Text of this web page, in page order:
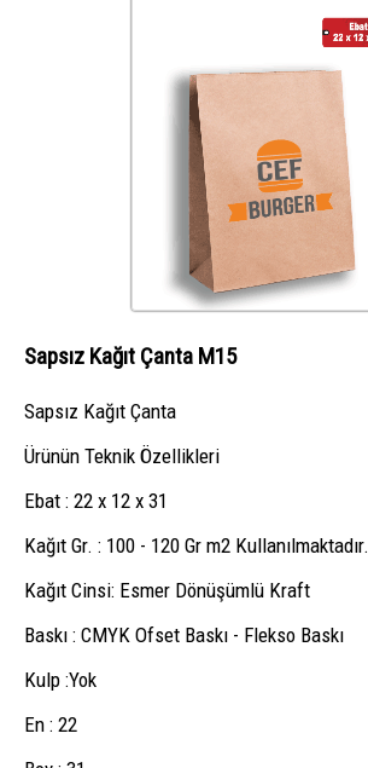
Sapsız Kağıt Çanta M15
Sapsız Kağıt Çanta
Ürünün Teknik Özellikleri
Ebat : 22 x 12 x 31
Kağıt Gr. : 100 - 120 Gr m2 Kullanılmaktadır.
Kağıt Cinsi: Esmer Dönüşümlü Kraft
Baskı : CMYK Ofset Baskı - Flekso Baskı
Kulp :Yok
En : 22